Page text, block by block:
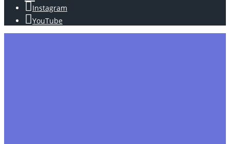
Instagram
YouTube